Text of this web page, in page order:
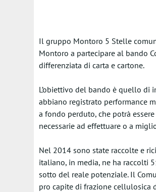
Il gruppo Montoro 5 Stelle
Montoro a partecipare al bando
differenziata di carta e cartone.
L’obiettivo del bando è quello di
abbiano registrato performance
a fondo perduto, che potrà
necessarie ad effettuare o a
Nel 2014 sono state raccolte e
italiano, in media, ne ha raccolti
sotto del reale potenziale. Il
pro capite di frazione cellulosica